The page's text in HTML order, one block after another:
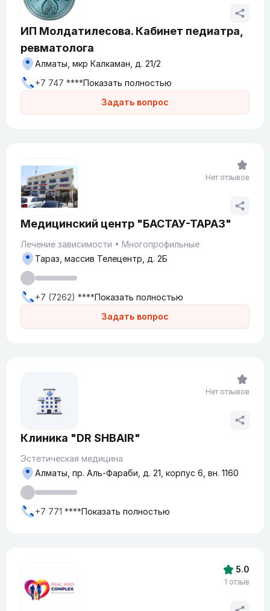
ИП Молдатилесова. Кабинет педиатра,
ревматолога
Задать вопрос
Алматы, мкр Калкаман, д. 21/2
+7 747 ****Показать полностью
Медицинский центр "БАСТАУ-ТАРАЗ"
Лечение зависимости Многопрофильные
Задать вопрос
Тараз, массив Телецентр, д. 2Б
+7 (7262) ****Показать полностью
Нет отзывов
Клиника "DR SHBAIR"
Эстетическая медицина
Алматы, пр. Аль-Фараби, д. 21, корпус 6, вн. 1160
+7 771 ****Показать полностью
Нет отзывов
5.0
1 отзыв